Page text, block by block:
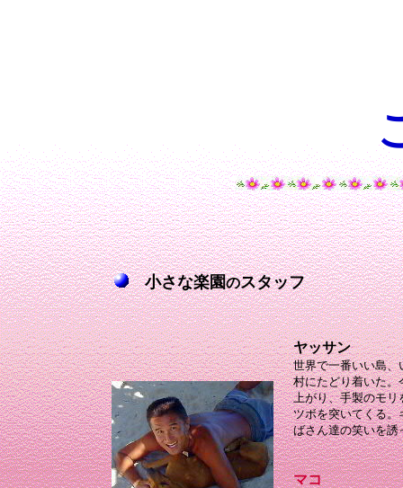
小さな楽園のスタッフ
ヤッサン
世界で一番いい島、
村にたどり着いた。
上がり、手製のモリ
ツボを突いてくる。
ばさん達の笑いを誘
マコ